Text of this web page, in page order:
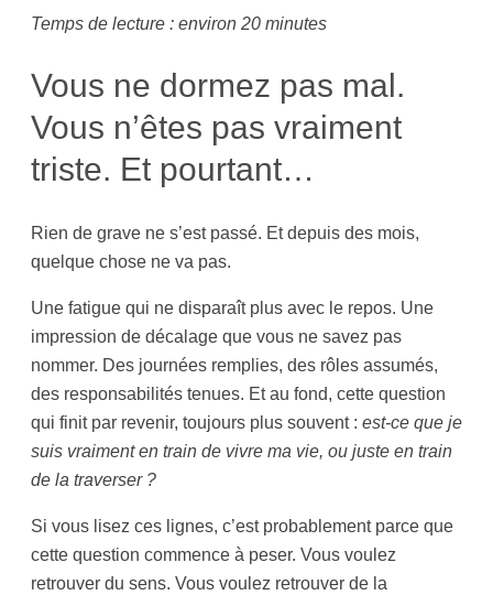
Temps de lecture : environ 20 minutes
Vous ne dormez pas mal.
Vous n’êtes pas vraiment
triste. Et pourtant…
Rien de grave ne s’est passé. Et depuis des mois,
quelque chose ne va pas.
Une fatigue qui ne disparaît plus avec le repos. Une
impression de décalage que vous ne savez pas
nommer. Des journées remplies, des rôles assumés,
des responsabilités tenues. Et au fond, cette question
qui finit par revenir, toujours plus souvent : est-ce que je
suis vraiment en train de vivre ma vie, ou juste en train
de la traverser ?
Si vous lisez ces lignes, c’est probablement parce que
cette question commence à peser. Vous voulez
retrouver du sens. Vous voulez retrouver de la